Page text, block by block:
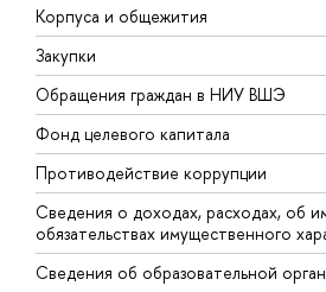
Корпуса и общежития
Закупки
Обращения граждан в НИУ ВШЭ
Фонд целевого капитала
Противодействие коррупции
Сведения о доходах, расходах, об
обязательствах имущественного
Сведения об образовательной